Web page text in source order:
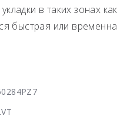
в таких зонах
быстрая или